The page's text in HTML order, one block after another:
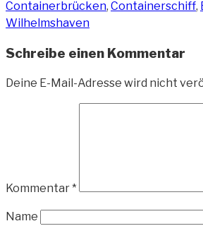
Containerbrücken, Containerschiff,
Wilhelmshaven
Schreibe einen Kommentar
Deine E-Mail-Adresse wird nicht
Kommentar*
Name